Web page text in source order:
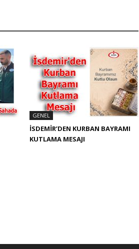
GENEL
İSDEMIR’DEN KURBAN BAYRAMI
KUTLAMA MESAJI